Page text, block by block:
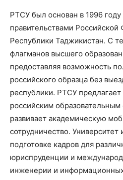
РТСУ был основан в 1996
правительствами
Республики Таджикистан. С
флагманов высшего
предоставляя возможность
российского образца без
республики. РТСУ предлагает
российским образовательным
развивает академическую
сотрудничество.
подготовке кадров для
юриспруденции и
инженерии и